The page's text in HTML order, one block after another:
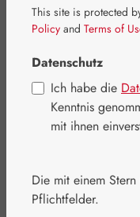
Regulärer Preis:
915,20 €
Inhalt:0.554 Kilogramm
This site is protected
Policy and Terms of
Datenschutz
Ich habe die
Kenntnis
mit ihnen
Die mit einem
Pflichtfelder.